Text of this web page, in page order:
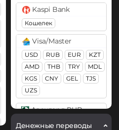
Dogecoin (DOGE)
DOGE
Polkadot (DOT)
DOT
Ethereum (ETH)
BEP20
ARB
Kaspi Bank
Кошелек
Visa/Master
USD RUB EUR
KZT
AMD
THB TRY
MDL
KGS
CNY GEL
TJS
UZS
Авангард RUB
Ак Барс Банк RUB
Денежные переводы